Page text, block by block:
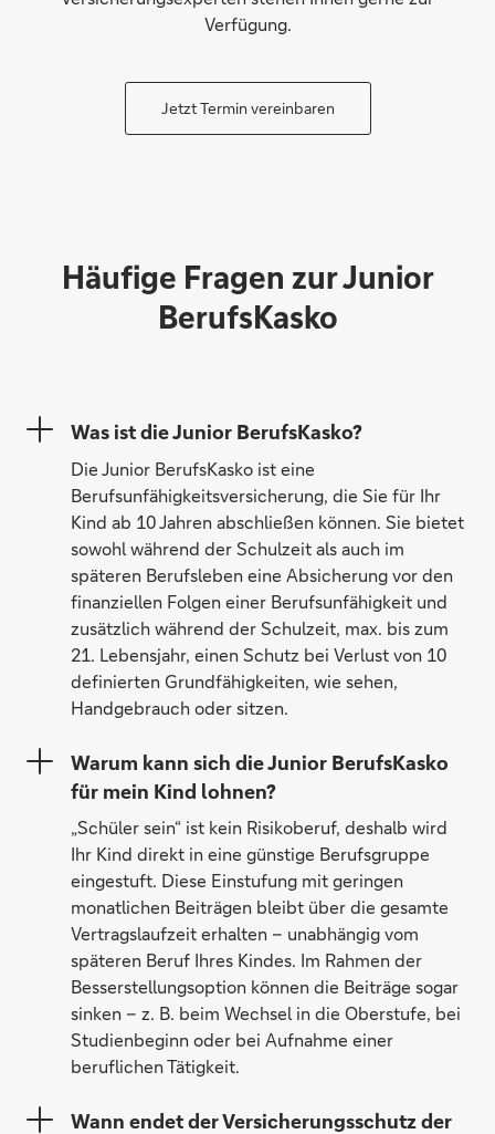
Verfügung.
Jetzt Termin vereinbaren
Häufige Fragen zur Junior
BerufsKasko
Was ist die Junior BerufsKasko?
Die Junior BerufsKasko ist eine
Berufsunfähigkeitsversicherung, die Sie für Ihr
Kind ab 10 Jahren abschließen können. Sie bietet
sowohl während der Schulzeit als auch im
späteren Berufsleben eine Absicherung vor den
finanziellen Folgen einer Berufsunfähigkeit und
zusätzlich während der Schulzeit, max. bis zum
21. Lebensjahr, einen Schutz bei Verlust von 10
definierten Grundfähigkeiten, wie sehen,
Handgebrauch oder sitzen.
Warum kann sich die Junior BerufsKasko
für mein Kind lohnen?
„Schüler sein“ ist kein Risikoberuf, deshalb wird
Ihr Kind direkt in eine günstige Berufsgruppe
eingestuft. Diese Einstufung mit geringen
monatlichen Beiträgen bleibt über die gesamte
Vertragslaufzeit erhalten – unabhängig vom
späteren Beruf Ihres Kindes. Im Rahmen der
Besserstellungsoption können die Beiträge sogar
sinken – z. B. beim Wechsel in die Oberstufe, bei
Studienbeginn oder bei Aufnahme einer
beruflichen Tätigkeit.
Wann endet der Versicherungsschutz der